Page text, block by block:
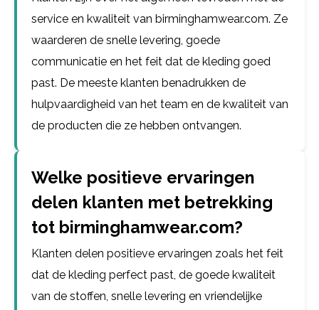
service en kwaliteit van birminghamwear.com. Ze
waarderen de snelle levering, goede
communicatie en het feit dat de kleding goed
past. De meeste klanten benadrukken de
hulpvaardigheid van het team en de kwaliteit van
de producten die ze hebben ontvangen.
Welke positieve ervaringen
delen klanten met betrekking
tot birminghamwear.com?
Klanten delen positieve ervaringen zoals het feit
dat de kleding perfect past, de goede kwaliteit
van de stoffen, snelle levering en vriendelijke